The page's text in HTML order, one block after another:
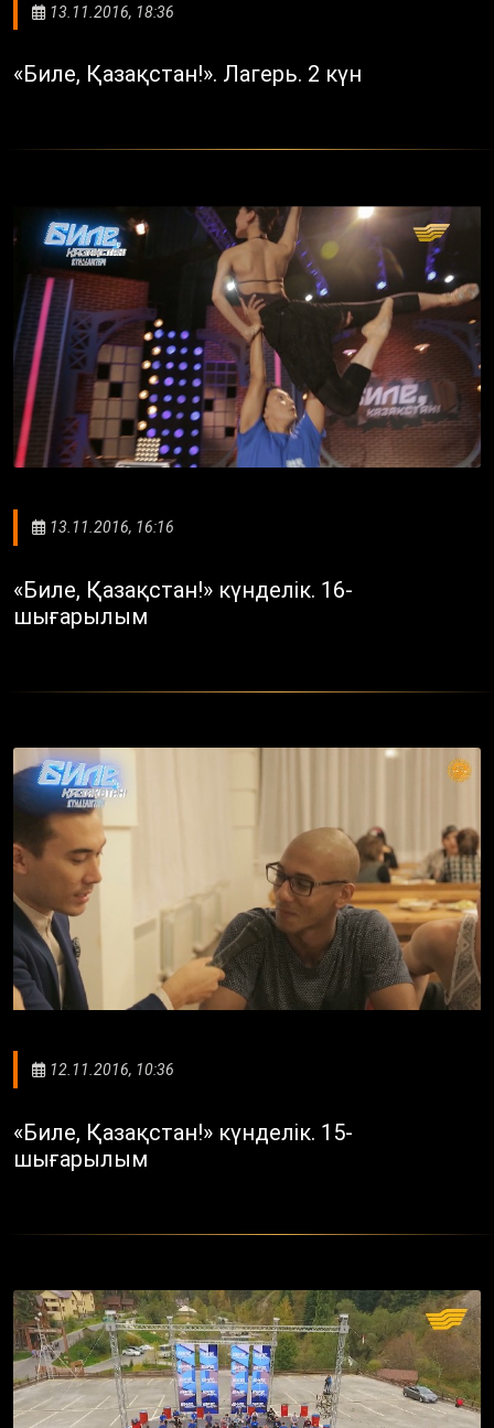
13.11.2016, 18:36
«Биле, Қазақстан!». Лагерь. 2 күн
13.11.2016, 16:16
«Биле, Қазақстан!» күнделік. 16-
шығарылым
12.11.2016, 10:36
«Биле, Қазақстан!» күнделік. 15-
шығарылым